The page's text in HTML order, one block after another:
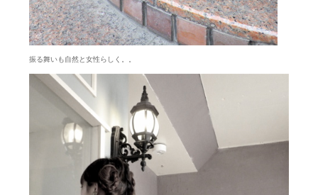
振る舞いも自然と女性らしく。。